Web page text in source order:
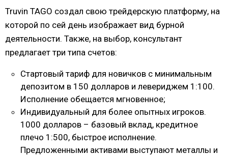
Truvin TAGO создал свою трейдерскую платформу, на
которой по сей день изображает вид бурной
деятельности. Также, на выбор, консультант
предлагает три типа счетов:
Стартовый тариф для новичков с минимальным
депозитом в 150 долларов и левериджем 1:100.
Исполнение обещается мгновенное;
Индивидуальный для более опытных игроков.
1000 долларов – базовый вклад, кредитное
плечо 1:500, быстрое исполнение.
Предложенными активами выступают металлы и